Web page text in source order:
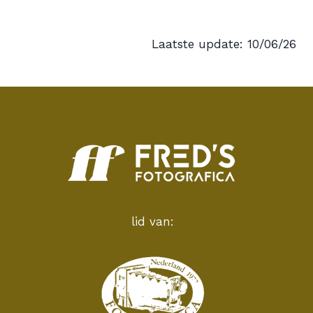
Laatste update: 10/06/26
lid van: